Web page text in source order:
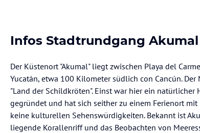
Infos Stadtrundgang Akumal
Der Küstenort "Akumal" liegt zwischen Playa del
Yucatán, etwa 100 Kilometer südlich con Cancún.
"Land der Schildkröten". Einst war hier ein natürlicher
gegründet und hat sich seither zu einem Ferienort
keine kulturellen Sehenswürdigkeiten. Bekannt ist
liegende Korallenriff und das Beobachten von